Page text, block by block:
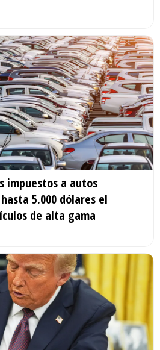
impuestos a autos
5.000 dólares el
de alta gama